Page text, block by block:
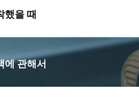
했을 때
에 관해서